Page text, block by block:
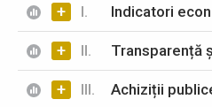
+ I. Indicatori
+ II. Transparență
+ III. Achiziții